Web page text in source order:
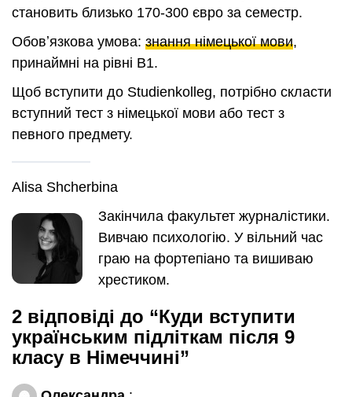
становить близько 170-300 євро за семестр.
Обовʼязкова умова: знання німецької мови,
принаймні на рівні B1.
Щоб вступити до Studienkolleg, потрібно скласти
вступний тест з німецької мови або тест з
певного предмету.
Alisa Shcherbina
Закінчила факультет журналістики.
Вивчаю психологію. У вільний час
граю на фортепіано та вишиваю
хрестиком.
2 відповіді до “Куди вступити
українським підліткам після 9
класу в Німеччині”